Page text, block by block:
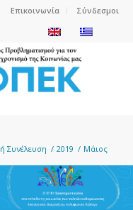
Επικοινωνία Σύνδεσμοι
Συνέλευση / 2019 / Μάιος